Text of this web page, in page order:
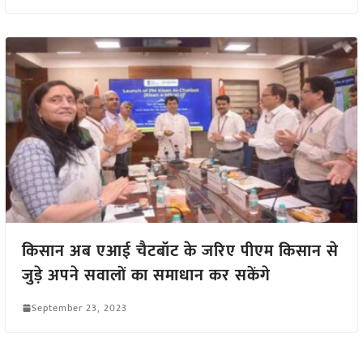
किसान अब एआई चैटबॉट के जरिए पीएम किसान से
जुड़े अपने सवालों का समाधान कर सकेंगे
September 23, 2023